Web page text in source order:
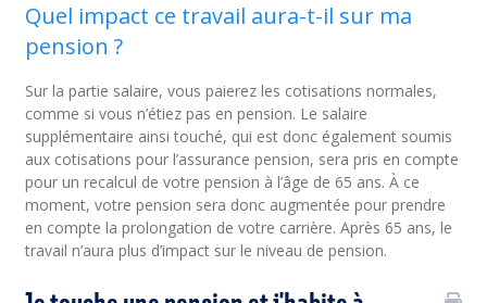
Quel impact ce travail aura-t-il sur ma
pension ?
Sur la partie salaire, vous paierez les cotisations normales,
comme si vous n’étiez pas en pension. Le salaire
supplémentaire ainsi touché, qui est donc également soumis
aux cotisations pour l’assurance pension, sera pris en compte
pour un recalcul de votre pension à l’âge de 65 ans. À ce
moment, votre pension sera donc augmentée pour prendre
en compte la prolongation de votre carrière. Après 65 ans, le
travail n’aura plus d’impact sur le niveau de pension.